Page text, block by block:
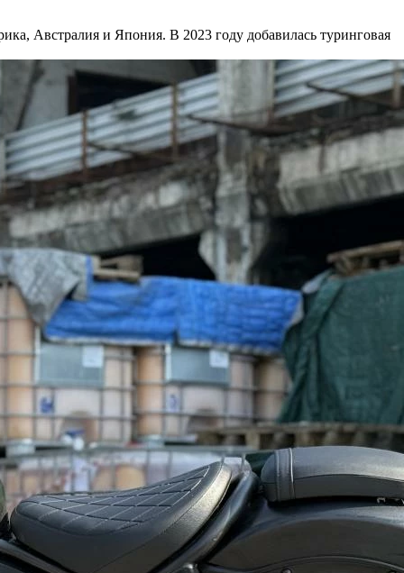
Австралия и Япония. В 2023 году добавилась туринговая